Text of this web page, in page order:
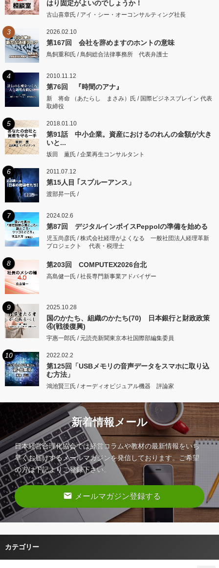
はり固定がよいのでしょうか！
古山喜章氏 / アイ・シー・オーコンサルティング社長
3 2026.02.10
第167回 会社を辞めますのホントの意味
鳥飼重和氏 / 鳥飼総合法律事務所 代表弁護士
4 2010.11.12
第76回 『時間のアナ』
新 将命 （あたらし まさみ）氏 / 国際ビジネスブレイン 代表
取締役
5 2018.01.10
第91話 中小企業。資産におけるのれんの金額が大き
いと...
坂田 薫氏 / 企業再生コンサルタント
6 2011.07.12
第15人目 ｢スプルーアンス」
渡部昇一氏 /
7 2024.02.6
第87回 デジタルインボイスPeppolの準備を始める
児玉尚彦氏 / 株式会社経理がよくなる 一般社団法人経理革新
プロジェクト 代表・税理士
8 第203回 COMPUTEX2026台北
高島健一氏 / 社長専門新事業アドバイザー
9 2025.10.28
国のかたち、組織のかたち(70) 日本銀行と財政政策
④(戦後復興)
宇惠一郎氏 / 元読売新聞東京本社国際部編集委員
10 2022.02.2
第125回「USBメモリの音声データをスマホに取り込
む方法」
鴻池賢三氏 / オーディオビジュアル機器 評論家
新着情報メール
日本経営合理化協会では経営コラムや教材の最新情報をいち
早くお届けするメールマガジンを発信しております。ご希望
の方は下記よりご登録下さい。
email メールマガジン登録する
カテゴリー